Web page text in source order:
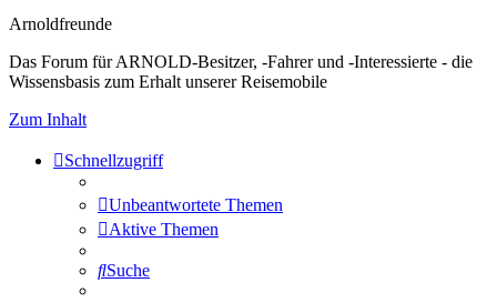
Arnoldfreunde
Das Forum für ARNOLD-Besitzer, -Fahrer und -Interessierte - die
Wissensbasis zum Erhalt unserer Reisemobile
Zum Inhalt
Schnellzugriff
Unbeantwortete Themen
Aktive Themen
Suche